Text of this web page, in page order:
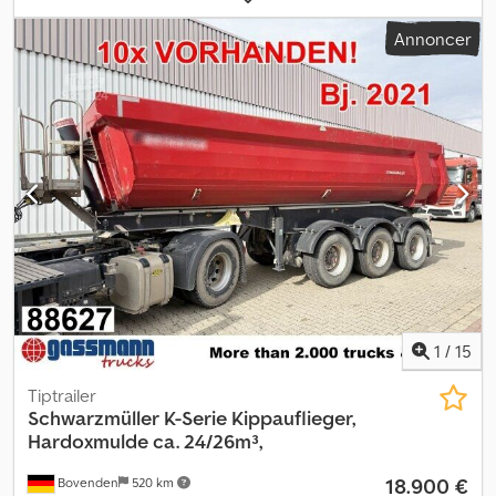
R22.5 Dsdpfx Aozrbriokweck Akselmærke: Mercedes-Benz
Bremser: Skivebremser Bagaksel 1: Alufælge; Løfteaksel; Dækprofil
venstre: 12 mm; Dækprofil højre: 12 mm Bagaksel 2: Alufælge;
Dækprofil venstre: 5 mm; Affjedring: Luftaffjedring Bagaksel 3:
Dækprofil venstre: 12 mm; Dækprofil højre: 12 mm; Affjedring:
Luftaffjedring Vægte Egenvægt: 8.320 kg Lasteevne: 30.680 kg
Totalvægt: 39.000 kg Stand Skader: Ingen
Annoncer
1 / 15
Bovenden 520 km
Tiptrailer
Schwarzmüller K-Serie Kippauflieger,
Hardoxmulde ca. 24/26m³,
18.900 €